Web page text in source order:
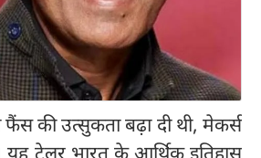
की उत्सुकता बढ़ा दी थी, मेकर्स
ट्रेलर भारत के आर्थिक इतिहास